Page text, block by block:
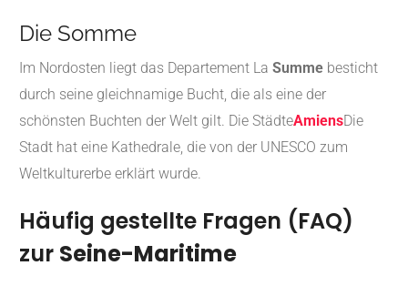
Die Somme
Im Nordosten liegt das Departement La Summe besticht
durch seine gleichnamige Bucht, die als eine der
schönsten Buchten der Welt gilt. Die StädteAmiensDie
Stadt hat eine Kathedrale, die von der UNESCO zum
Weltkulturerbe erklärt wurde.
Häufig gestellte Fragen (FAQ)
zur Seine-Maritime